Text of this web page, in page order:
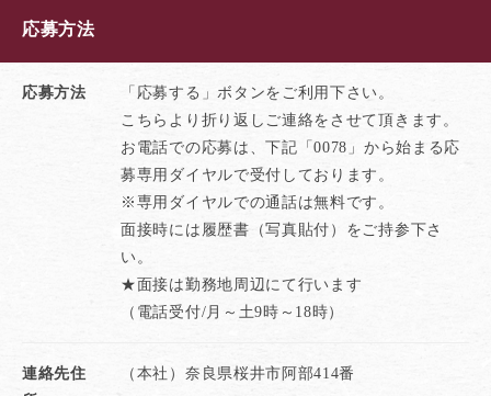
応募方法
応募方法
「応募する」ボタンをご利用下さい。
こちらより折り返しご連絡をさせて頂きます。
お電話での応募は、下記「0078」から始まる応
募専用ダイヤルで受付しております。
※専用ダイヤルでの通話は無料です。
面接時には履歴書（写真貼付）をご持参下さ
い。
★面接は勤務地周辺にて行います
（電話受付/月～土9時～18時）
連絡先住
（本社）奈良県桜井市阿部414番